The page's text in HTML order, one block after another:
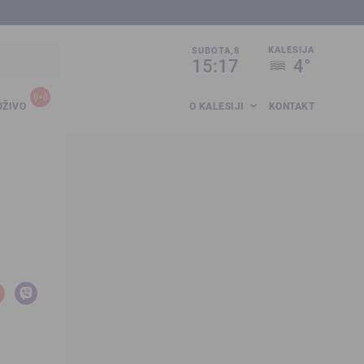
SUBOTA,8
15:17
KALESIJA
4°
O KALESIJI KONTAKT